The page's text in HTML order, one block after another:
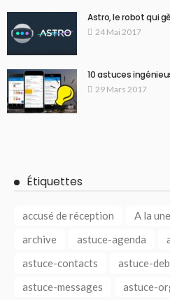
Astro, le robot qui
24 Mai 2017
10 astuces
29 Mars 2017
Étiquettes
accusé de réception A la une
archive
astuce-agenda
astuce-contacts
astuce-
astuce-messages
astuce-